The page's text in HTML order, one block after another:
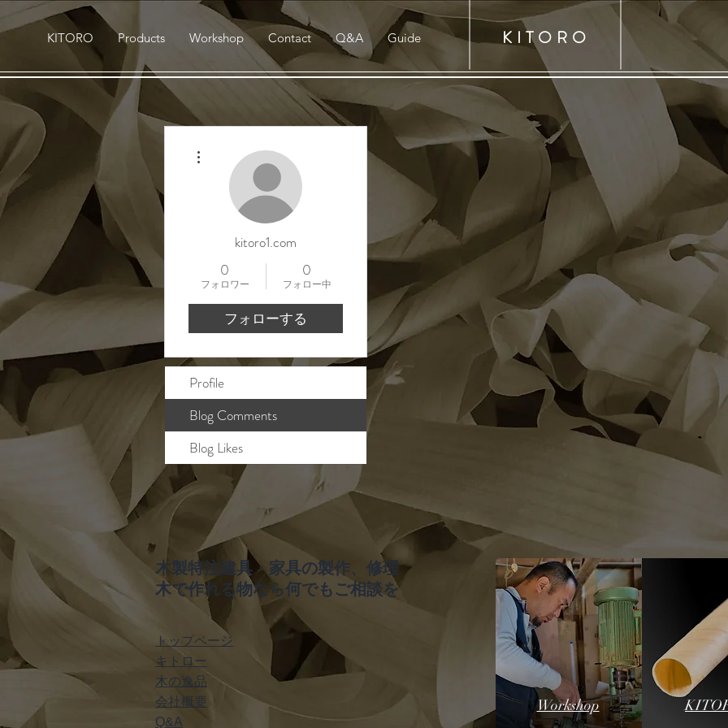
KITORO Products Workshop Contact Q&A Guide KITORO
kitoro1.com
0
フォロワー
0
フォロー中
フォローする
Profile
Blog Comments
Blog Likes
木製特注建具・家具の製作、修理
木で作れる物なら何でもご相談を
トップページ
キトロー
木の逸品
会社概要
Q&A
Workshop